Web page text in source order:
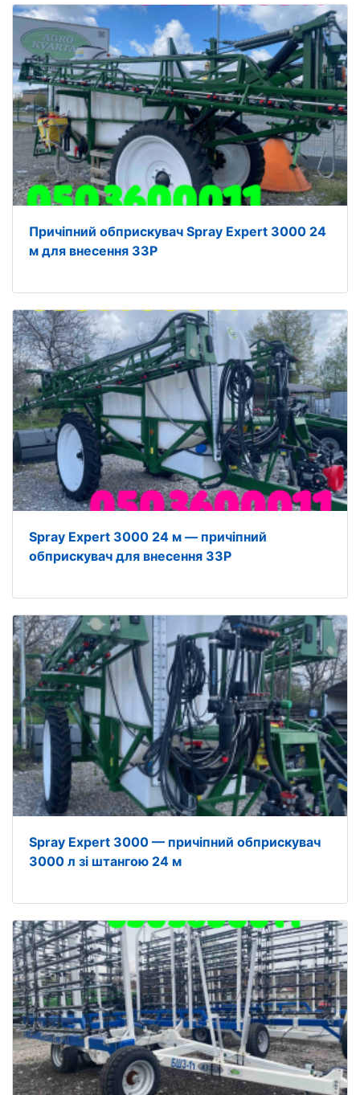
Причіпний обприскувач Spray Expert 3000 24
м для внесення ЗЗР
Spray Expert 3000 24 м — причіпний
обприскувач для внесення ЗЗР
Spray Expert 3000 — причіпний обприскувач
3000 л зі штангою 24 м